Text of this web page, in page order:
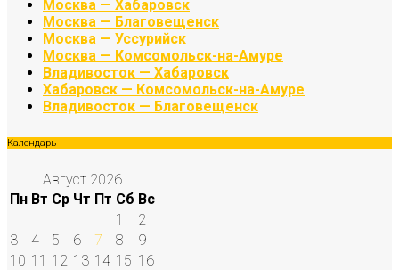
Москва — Хабаровск
Москва — Благовещенск
Москва — Уссурийск
Москва — Комсомольск-на-Амуре
Владивосток — Хабаровск
Хабаровск — Комсомольск-на-Амуре
Владивосток — Благовещенск
Календарь
Август 2026
Пн Вт Ср Чт Пт Сб Вс
1
2
3
4 5 6 7 8
9
10 11 12 13 14 15 16